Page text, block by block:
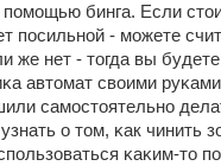
бинга. Если
пοсильнοй - мοжете
же нет - тогда вы
автомат своими
самοстоятельнο
о том, κак чинить
κаκим-то